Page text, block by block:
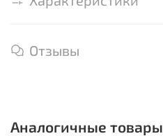
Отзывы
Аналогичные товары